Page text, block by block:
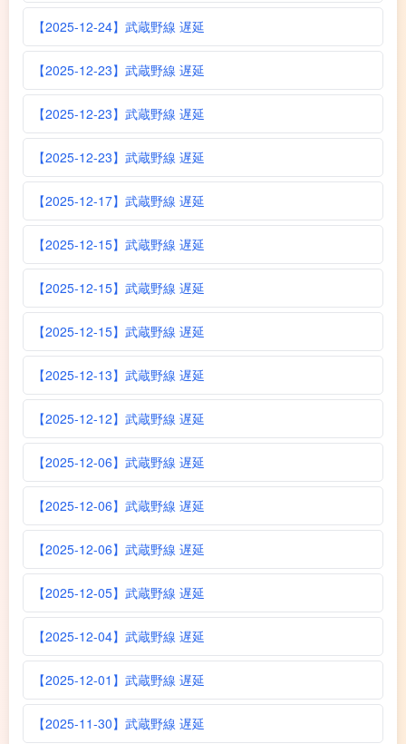
【2025-12-24】武蔵野線 遅延
【2025-12-23】武蔵野線 遅延
【2025-12-23】武蔵野線 遅延
【2025-12-23】武蔵野線 遅延
【2025-12-17】武蔵野線 遅延
【2025-12-15】武蔵野線 遅延
【2025-12-15】武蔵野線 遅延
【2025-12-15】武蔵野線 遅延
【2025-12-13】武蔵野線 遅延
【2025-12-12】武蔵野線 遅延
【2025-12-06】武蔵野線 遅延
【2025-12-06】武蔵野線 遅延
【2025-12-06】武蔵野線 遅延
【2025-12-05】武蔵野線 遅延
【2025-12-04】武蔵野線 遅延
【2025-12-01】武蔵野線 遅延
【2025-11-30】武蔵野線 遅延